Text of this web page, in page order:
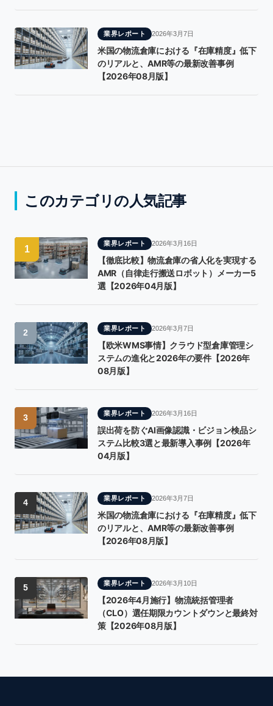
業界レポート 2026年3月7日
米国の物流倉庫における『在庫精度』低下
のリアルと、AMR等の最新改善事例
【2026年08月版】
このカテゴリの人気記事
1
業界レポート 2026年3月16日
【徹底比較】物流倉庫の省人化を実現する
AMR（自律走行搬送ロボット）メーカー5
選【2026年04月版】
2 業界レポート 2026年3月7日
【欧米WMS事情】クラウド型倉庫管理シ
ステムの進化と2026年の要件【2026年
08月版】
3 業界レポート 2026年3月16日
誤出荷を防ぐAI画像認識・ビジョン検品シ
ステム比較3選と最新導入事例【2026年
04月版】
4 業界レポート 2026年3月7日
米国の物流倉庫における『在庫精度』低下
のリアルと、AMR等の最新改善事例
【2026年08月版】
5 業界レポート 2026年3月10日
【2026年4月施行】物流統括管理者
（CLO）選任期限カウントダウンと最終対
策【2026年08月版】